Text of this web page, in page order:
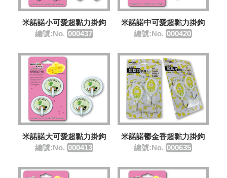
米諾諾小可愛超黏力掛鉤
編號:No. 000437
米諾諾中可愛超黏力掛鉤
編號:No. 000420
米諾諾大可愛超黏力掛鉤
編號:No. 000413
米諾諾鬱金香超黏力掛鉤
編號:No. 000635